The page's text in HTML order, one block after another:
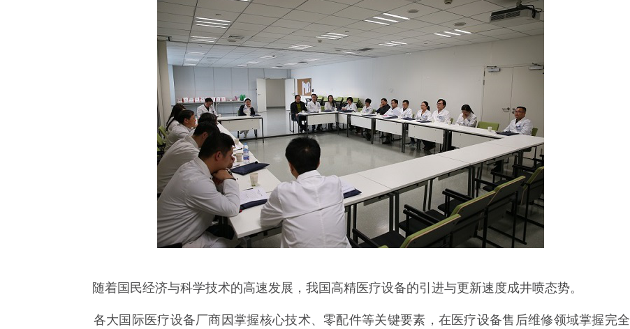
随着国民经济与科学技术的高速发展，我国高精医疗设备的引进与更新速度成井喷态势。
各大国际医疗设备厂商因掌握核心技术、零配件等关键要素，在医疗设备售后维修领域掌握完全